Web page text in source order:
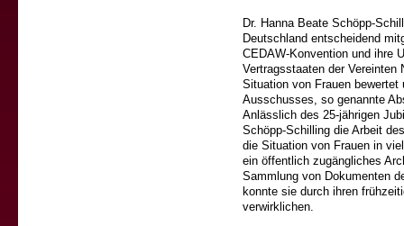
Dr. Hanna Beate Schöpp-
Deutschland entscheidend
CEDAW-Konvention und ihre
Vertragsstaaten der
Situation von Frauen
Ausschusses, so genannte
Anlässlich des 25-jährigen
Schöpp-Schilling die Arbeit
die Situation von Frauen in
ein öffentlich zugängliches
Sammlung von Dokumenten
konnte sie durch ihren
verwirklichen.